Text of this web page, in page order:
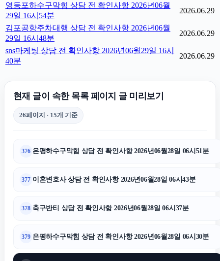
영등포하수구막힘 상담 전 확인사항 2026년06월
29일 16시54분
2026.06.29
김포공항주차대행 상담 전 확인사항 2026년06월
29일 16시48분
2026.06.29
sns마케팅 상담 전 확인사항 2026년06월29일 16시
40분
2026.06.29
현재 글이 속한 목록 페이지 글 미리보기
26페이지 · 15개 기준
376 은평하수구막힘 상담 전 확인사항 2026년06월28일 06시51분
377 이혼변호사 상담 전 확인사항 2026년06월28일 06시43분
378 축구반티 상담 전 확인사항 2026년06월28일 06시37분
379 은평하수구막힘 상담 전 확인사항 2026년06월28일 06시30분